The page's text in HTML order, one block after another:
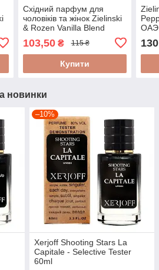
Східний парфум для
чоловіків та жінок Zielinski
& Rozen Vanilla Blend
ТЕСТЕР Premium Class 60
мл
103,50₴ 115 ₴
Купити
ОАЭ
130
новинки
–10%
Xerjoff Shooting Stars La
Capitale - Selective Tester
60ml